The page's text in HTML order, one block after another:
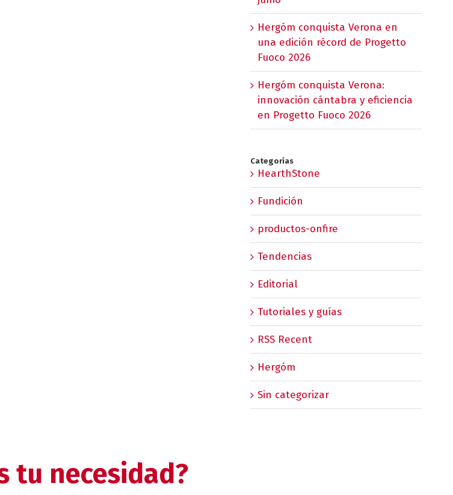
Hergóm conquista Verona en
una edición récord de Progetto
Fuoco 2026
Hergóm conquista Verona:
innovación cántabra y eficiencia
en Progetto Fuoco 2026
Categorías
HearthStone
Fundición
productos-onfire
Tendencias
Editorial
Tutoriales y guías
RSS Recent
Hergóm
Sin categorizar
tu necesidad?